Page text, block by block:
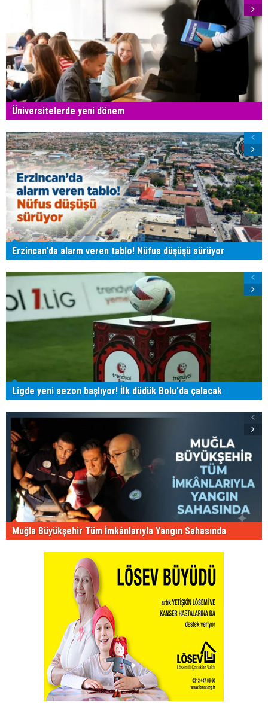
Üniversitelerde yeni dönem
Erzincan'da alarm veren tablo! Nüfus düşüşü sürüyor
Ligde yeni sezon başlıyor! İlk düdük Bolu'da çalacak
Muğla Büyükşehir Tüm İmkânlarıyla Yangın Sahasında